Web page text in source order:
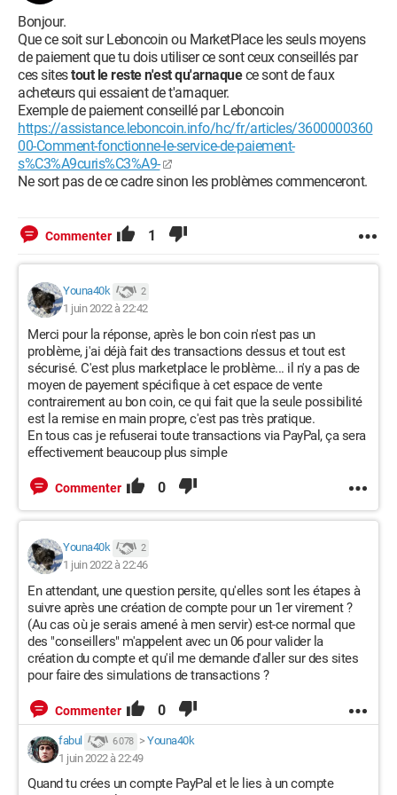
Bonjour.
Que ce soit sur Leboncoin ou MarketPlace les seuls moyens
de paiement que tu dois utiliser ce sont ceux conseillés par
ces sitestout le reste n'est qu'arnaquece sont de faux
acheteurs qui essaient de t'arnaquer.
Exemple de paiement conseillé par Leboncoin
https://assistance.leboncoin.info/hc/fr/articles/3600000360
00-Comment-fonctionne-le-service-de-paiement-
s%C3%A9curis%C3%A9-
Ne sort pas de ce cadre sinon les problèmes commenceront.
Commenter 1
Youna40k 2
1 juin 2022 à 22:42
Merci pour la réponse, après le bon coin n'est pas un
problème, j'ai déjà fait des transactions dessus et tout est
sécurisé. C'est plus marketplace le problème... il n'y a pas de
moyen de payement spécifique à cet espace de vente
contrairement au bon coin, ce qui fait que la seule possibilité
est la remise en main propre, c'est pas très pratique.
En tous cas je refuserai toute transactions via PayPal, ça sera
effectivement beaucoup plus simple
Commenter 0
Youna40k 2
1 juin 2022 à 22:46
En attendant, une question persite, qu'elles sont les étapes à
suivre après une création de compte pour un 1er virement ?
(Au cas où je serais amené à men servir) est-ce normal que
des "conseillers" m'appelent avec un 06 pour valider la
création du compte et qu'il me demande d'aller sur des sites
pour faire des simulations de transactions ?
Commenter 0
fabul 6 078 > Youna40k
1 juin 2022 à 22:49
Quand tu crées un compte PayPal et le lies à un compte